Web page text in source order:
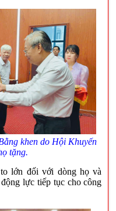
khendo Hội Khuyến
tặng.
lớn đối với dòng họ và
lực tiếp tục cho công